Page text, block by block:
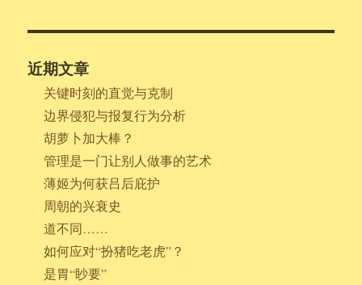
近期文章
关键时刻的直觉与克制
边界侵犯与报复行为分析
胡萝卜加大棒？
管理是一门让别人做事的艺术
薄姬为何获吕后庇护
周朝的兴衰史
道不同……
如何应对“扮猪吃老虎”？
是胃“眇要”